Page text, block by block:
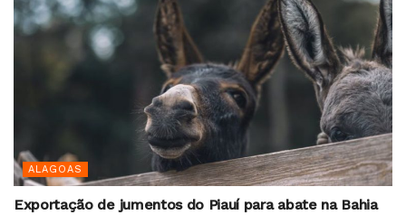
ALAGOAS
Exportação de jumentos do Piauí para abate na Bahia